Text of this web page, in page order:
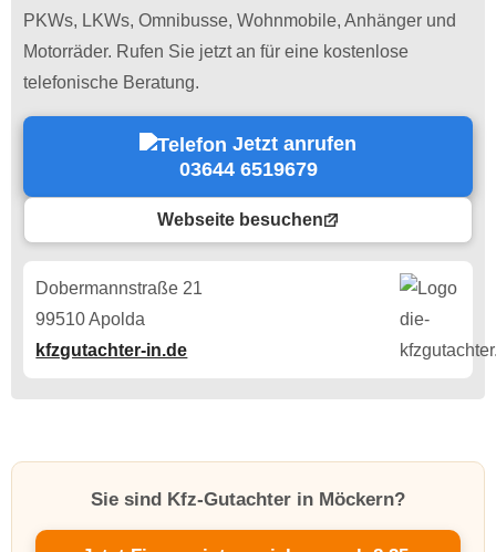
PKWs, LKWs, Omnibusse, Wohnmobile, Anhänger und
Motorräder. Rufen Sie jetzt an für eine kostenlose
telefonische Beratung.
Jetzt anrufen
03644 6519679
Webseite besuchen
Dobermannstraße 21
99510 Apolda
kfzgutachter-in.de
Sie sind Kfz-Gutachter in Möckern?